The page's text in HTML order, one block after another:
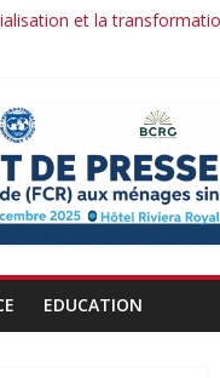
et la
de résultats
son pays.
EDUCATION